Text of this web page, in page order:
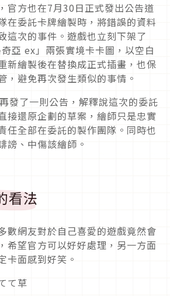
官方也在7月30日正式發出公告道
在委託卡牌繪製時，將錯誤的資料
這次的事件。遊戲也立刻下架了
奇亞 ex」兩張實境卡卡圖，以空白
新繪製後在替換成正式插畫，也保
，避免再次發生類似的事情。
發了一則公告，解釋說這次的委託
接還原企劃的草案，繪師只是忠實
任全部在委託的製作團隊。同時也
謗、中傷該繪師。
看法
數網友對於自己喜愛的遊戲竟然會
希望官方可以好好處理，另一方面
卡面感到好笑。
て草